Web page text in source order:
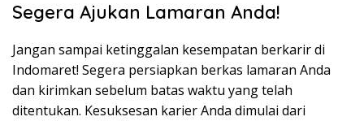
Segera Ajukan Lamaran Anda!
Jangan sampai ketinggalan kesempatan berkarir di
Indomaret! Segera persiapkan berkas lamaran Anda
dan kirimkan sebelum batas waktu yang telah
ditentukan. Kesuksesan karier Anda dimulai dari